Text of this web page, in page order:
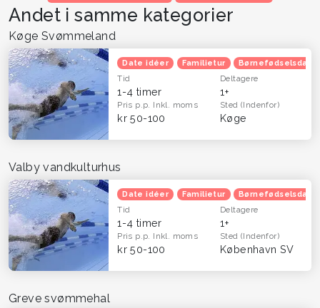
Andet i samme kategorier
Køge Svømmeland
Date idéer Familietur Børnefødselsdag
Tid
1-4 timer
Deltagere
1+
Pris p.p. Inkl. moms
kr 50-100
Sted(Indenfor)
Køge
Valby vandkulturhus
Date idéer Familietur Børnefødselsdag
Tid
1-4 timer
Deltagere
1+
Pris p.p. Inkl. moms
kr 50-100
Sted(Indenfor)
København SV
Greve svømmehal